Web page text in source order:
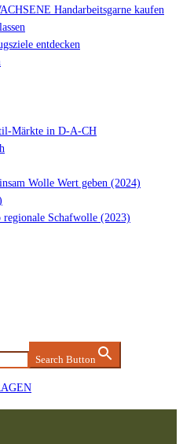
Handarbeitsgarne kaufen
entdecken
Märkte in D-A-CH
Wolle Wert geben (2024)
Schafwolle (2023)
Search Button